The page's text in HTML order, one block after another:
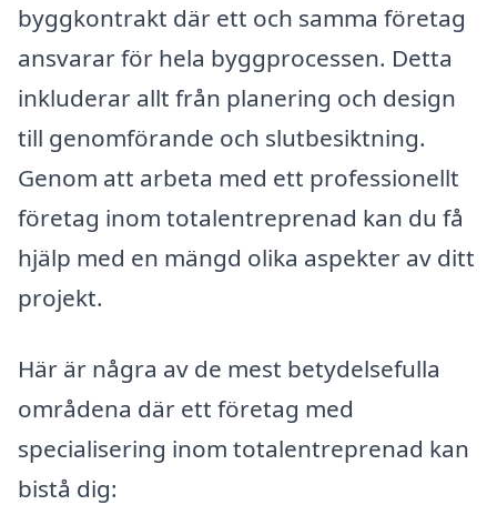
byggkontrakt där ett och samma företag
ansvarar för hela byggprocessen. Detta
inkluderar allt från planering och design
till genomförande och slutbesiktning.
Genom att arbeta med ett professionellt
företag inom totalentreprenad kan du få
hjälp med en mängd olika aspekter av ditt
projekt.
Här är några av de mest betydelsefulla
områdena där ett företag med
specialisering inom totalentreprenad kan
bistå dig: